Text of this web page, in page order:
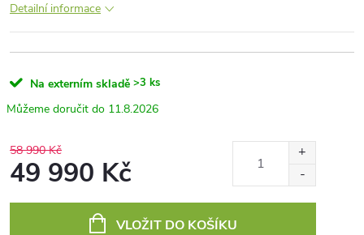
Detailní informace
Na externím skladě >3 ks
11.8.2026
58 990 Kč
49 990 Kč
VLOŽIT DO KOŠÍKU